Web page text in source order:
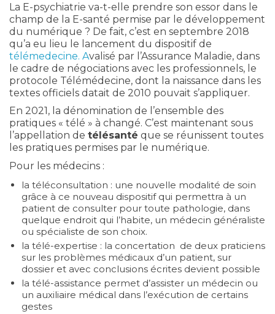
La E-psychiatrie va-t-elle prendre son essor dans le
champ de la E-santé permise par le développement
du numérique ? De fait, c’est en septembre 2018
qu’a eu lieu le lancement du dispositif de
télémedecine. Avalisé par l’Assurance Maladie, dans
le cadre de négociations avec les professionnels, le
protocole Télémédecine, dont la naissance dans les
textes officiels datait de 2010 pouvait s’appliquer.
En 2021, la dénomination de l’ensemble des
pratiques « télé » à changé. C’est maintenant sous
l’appellation de télésanté que se réunissent toutes
les pratiques permises par le numérique.
Pour les médecins :
la téléconsultation : une nouvelle modalité de soin
grâce à ce nouveau dispositif qui permettra à un
patient de consulter pour toute pathologie, dans
quelque endroit qui l’habite, un médecin généraliste
ou spécialiste de son choix.
la télé-expertise : la concertation de deux praticiens
sur les problèmes médicaux d’un patient, sur
dossier et avec conclusions écrites devient possible
la télé-assistance permet d’assister un médecin ou
un auxiliaire médical dans l’exécution de certains
gestes